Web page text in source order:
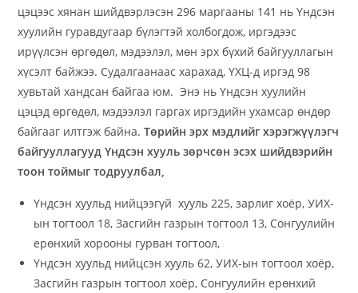
цэцээс хянан шийдвэрлэсэн 296 маргааны 141 нь Үндсэн
хуулийн гуравдугаар бүлэгтэй холбогдож, иргэдээс
ирүүлсэн өргөдөл, мэдээлэл, мөн эрх бүхий байгууллагын
хүсэлт байжээ. Судалгаанаас харахад, ҮХЦ-д иргэд 98
хувьтай хандсан байгаа юм. Энэ нь Үндсэн хуулийн
цэцэд өргөдөл, мэдээлэл гаргах иргэдийн ухамсар өндөр
байгааг илтгэж байна.Төрийн эрх мэдлийг хэрэгжүүлэгч
байгууллагууд Үндсэн хууль зөрчсөн эсэх шийдвэрийн
тоон тоймыг тодруулбал,
Үндсэн хуульд нийцээгүй хууль 225, зарлиг хоёр, УИХ-
ын тогтоол 18, Засгийн газрын тогтоол 13, Сонгуулийн
ерөнхий хорооны гурван тогтоол,
Үндсэн хуульд нийцсэн хууль 62, УИХ-ын тогтоол хоёр,
Засгийн газрын тогтоол хоёр, Сонгуулийн ерөнхий